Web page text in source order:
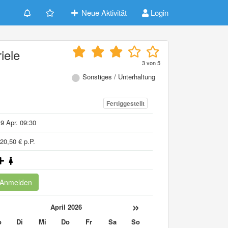
Neue Aktivität Login
3von5
Sonstiges / Unterhaltung
Fertiggestellt
Apr. 09:30
20,50 € p.P.
April 2026 »
Di Mi Do Fr Sa So